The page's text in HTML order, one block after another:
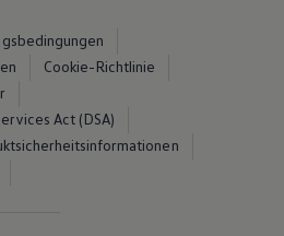
Cookie-Richtlinie
Act (DSA)